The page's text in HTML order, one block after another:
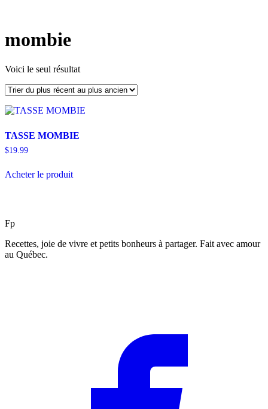
mombie
Voici le seul résultat
TASSE MOMBIE
$19.99
Acheter le produit
Fp
Recettes, joie de vivre et petits bonheurs à partager. Fait avec amour
au Québec.